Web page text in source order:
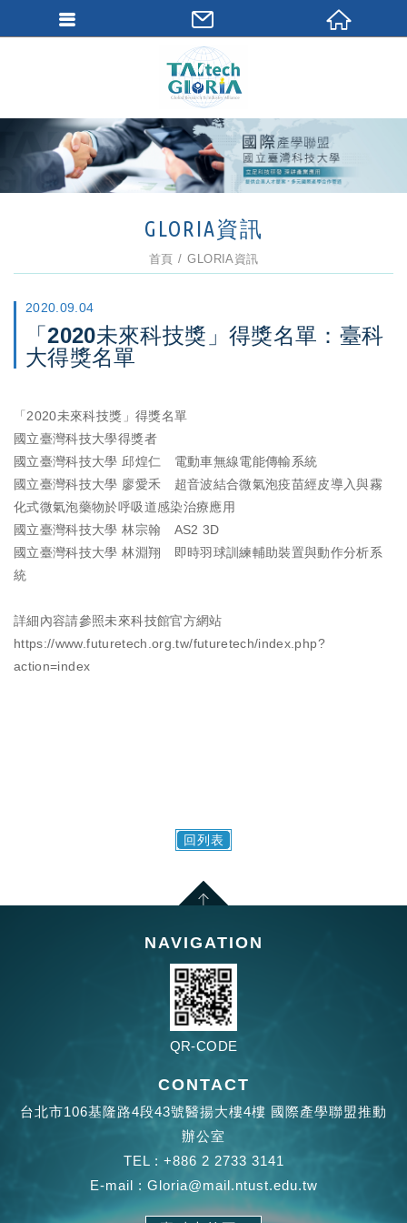
GLORIA資訊
首頁 GLORIA資訊
2020.09.04
「2020未來科技獎」得獎名單：臺科
大得獎名單
「2020未來科技獎」得獎名單
國立臺灣科技大學得獎者
國立臺灣科技大學 邱煌仁 電動車無線電能傳輸系統
國立臺灣科技大學 廖愛禾 超音波結合微氣泡疫苗經皮導入與霧
化式微氣泡藥物於呼吸道感染治療應用
國立臺灣科技大學 林宗翰 AS2 3D
國立臺灣科技大學 林淵翔 即時羽球訓練輔助裝置與動作分析系
統
詳細內容請參照未來科技館官方網站
https://www.futuretech.org.tw/futuretech/index.php?
action=index
回列表
NAVIGATION
QR-CODE
CONTACT
台北市106基隆路4段43號醫揚大樓4樓 國際產學聯盟推動
辦公室
TEL : +886 2 2733 3141
E-mail : Gloria@mail.ntust.edu.tw